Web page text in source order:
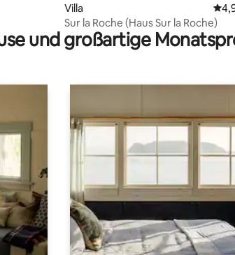
Bewertungen
Villa
Sur la Roche (Haus Sur la Roche)
und großartige